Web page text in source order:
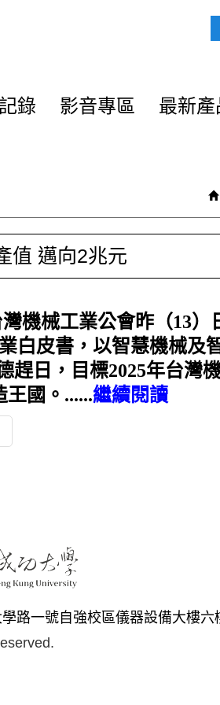
錄 影音專區 最新產
值 邁向2兆元
機械工業公會昨（13）
白皮書，以智慧機械及
趕日，目標2025年台灣
國。......繼續閱讀
路一號自強校區儀器設備大樓六